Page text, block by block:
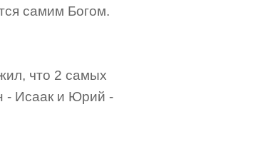
самим Богом.
что 2 самых
- Исаак и Юрий -